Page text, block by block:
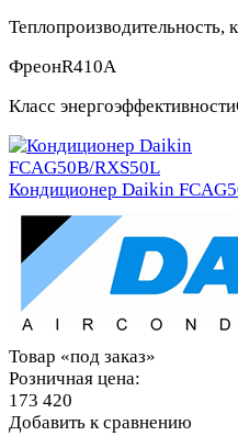
Теплопроизводительность,
ФреонR410A
Класс энергоэффективности
Кондиционер Daikin
Товар «под заказ»
Розничная цена:
173 420
Добавить к сравнению